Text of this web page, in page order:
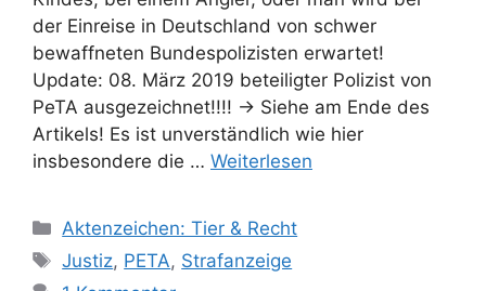
der Einreise in Deutschland von schwer
bewaffneten Bundespolizisten erwartet!
Update: 08. März 2019 beteiligter Polizist von
PeTA ausgezeichnet!!!! -> Siehe am Ende des
Artikels! Es ist unverständlich wie hier
insbesondere die … Weiterlesen
K
a
Aktenzeichen: Tier & Recht
S
c
Justiz, PETA, Strafanzeige